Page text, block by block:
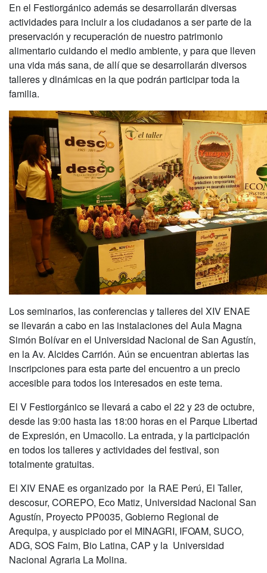
En el Festiorgánico además se desarrollarán diversas
actividades para incluir a los ciudadanos a ser parte de la
preservación y recuperación de nuestro patrimonio
alimentario cuidando el medio ambiente, y para que lleven
una vida más sana, de allí que se desarrollarán diversos
talleres y dinámicas en la que podrán participar toda la
familia.
Los seminarios, las conferencias y talleres del XIV ENAE
se llevarán a cabo en las instalaciones del Aula Magna
Simón Bolívar en el Universidad Nacional de San Agustín,
en la Av. Alcides Carrión. Aún se encuentran abiertas las
inscripciones para esta parte del encuentro a un precio
accesible para todos los interesados en este tema.
El V Festiorgánico se llevará a cabo el 22 y 23 de octubre,
desde las 9:00 hasta las 18:00 horas en el Parque Libertad
de Expresión, en Umacollo. La entrada, y la participación
en todos los talleres y actividades del festival, son
totalmente gratuitas.
El XIV ENAE es organizado por la RAE Perú, El Taller,
descosur, COREPO, Eco Matiz, Universidad Nacional San
Agustín, Proyecto PP0035, Gobierno Regional de
Arequipa, y auspiciado por el MINAGRI, IFOAM, SUCO,
ADG, SOS Faim, Bio Latina, CAP y la Universidad
Nacional Agraria La Molina.